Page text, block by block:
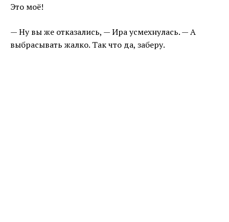
Это моё!
— Ну вы же отказались, — Ира усмехнулась. — А
выбрасывать жалко. Так что да, заберу.